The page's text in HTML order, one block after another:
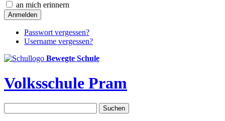
an mich erinnern
Passwort vergessen?
Username vergessen?
Bewegte Schule
Volksschule Pram